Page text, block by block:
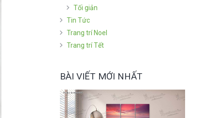
Tối giản
Tin Tức
Trang trí Noel
Trang trí Tết
BÀI VIẾT MỚI NHẤT